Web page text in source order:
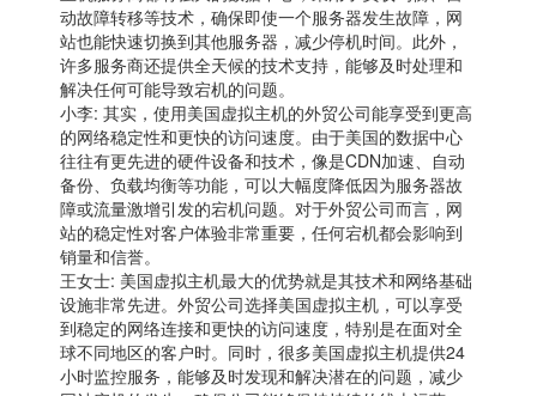
动故障转移等技术，确保即使一个服务器发生故障，网
站也能快速切换到其他服务器，减少停机时间。此外，
许多服务商还提供全天候的技术支持，能够及时处理和
解决任何可能导致宕机的问题。
小李: 其实，使用美国虚拟主机的外贸公司能享受到更高
的网络稳定性和更快的访问速度。由于美国的数据中心
往往有更先进的硬件设备和技术，像是CDN加速、自动
备份、负载均衡等功能，可以大幅度降低因为服务器故
障或流量激增引发的宕机问题。对于外贸公司而言，网
站的稳定性对客户体验非常重要，任何宕机都会影响到
销量和信誉。
王女士: 美国虚拟主机最大的优势就是其技术和网络基础
设施非常先进。外贸公司选择美国虚拟主机 ，可以享受
到稳定的网络连接和更快的访问速度，特别是在面对全
球不同地区的客户时。同时，很多美国虚拟主机提供24
小时监控服务，能够及时发现和解决潜在的问题，减少